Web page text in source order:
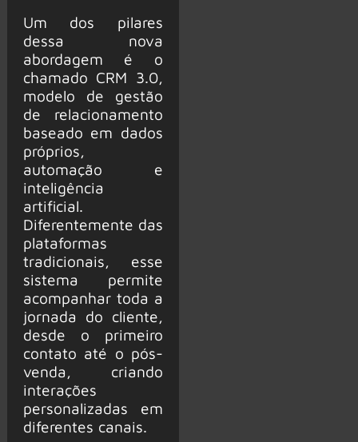
Um dos pilares
dessa nova
abordagem é o
chamado CRM 3.0,
modelo de gestão
de relacionamento
baseado em dados
próprios,
automação e
inteligência
artificial.
Diferentemente das
plataformas
tradicionais, esse
sistema permite
acompanhar toda a
jornada do cliente,
desde o primeiro
contato até o pós-
venda, criando
interações
personalizadas em
diferentes canais.